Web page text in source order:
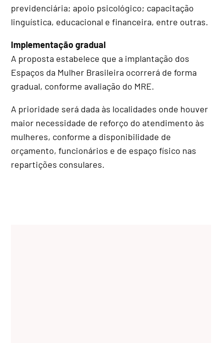
previdenciária; apoio psicológico; capacitação
linguística, educacional e financeira, entre outras.
Implementação gradual
A proposta estabelece que a implantação dos
Espaços da Mulher Brasileira ocorrerá de forma
gradual, conforme avaliação do MRE.
A prioridade será dada às localidades onde houver
maior necessidade de reforço do atendimento às
mulheres, conforme a disponibilidade de
orçamento, funcionários e de espaço físico nas
repartições consulares.